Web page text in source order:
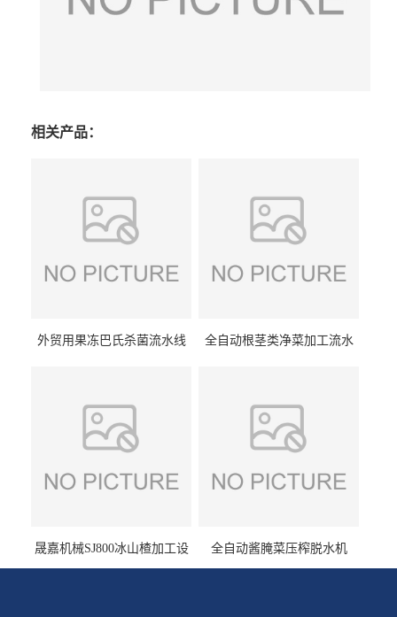
相关产品：
外贸用果冻巴氏杀菌流水线
全自动根茎类净菜加工流水
晟嘉机械SJ800冰山楂加工设
备 山楂浸糖机设备
全自动酱腌菜压榨脱水机